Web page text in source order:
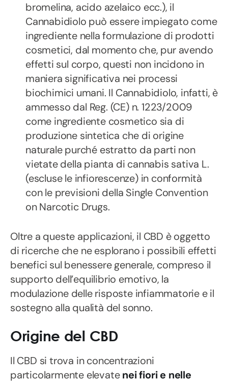
bromelina, acido azelaico ecc.), il
Cannabidiolo può essere impiegato come
ingrediente nella formulazione di prodotti
cosmetici, dal momento che, pur avendo
effetti sul corpo, questi non incidono in
maniera significativa nei processi
biochimici umani. Il Cannabidiolo, infatti, è
ammesso dal Reg. (CE) n. 1223/2009
come ingrediente cosmetico sia di
produzione sintetica che di origine
naturale purché estratto da parti non
vietate della pianta di cannabis sativa L.
(escluse le infiorescenze) in conformità
con le previsioni della Single Convention
on Narcotic Drugs.
Oltre a queste applicazioni, il CBD è oggetto
di ricerche che ne esplorano i possibili effetti
benefici sul benessere generale, compreso il
supporto dell’equilibrio emotivo, la
modulazione delle risposte infiammatorie e il
sostegno alla qualità del sonno.
Origine del CBD
Il CBD si trova in concentrazioni
particolarmente elevatenei fiori e nelle